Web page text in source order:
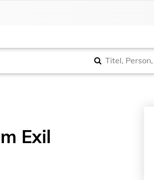
Exil